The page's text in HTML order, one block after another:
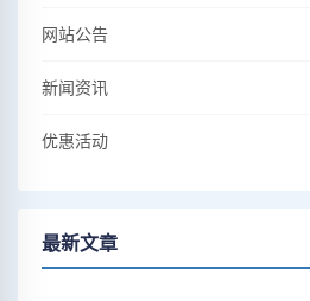
网站公告
新闻资讯
优惠活动
最新文章